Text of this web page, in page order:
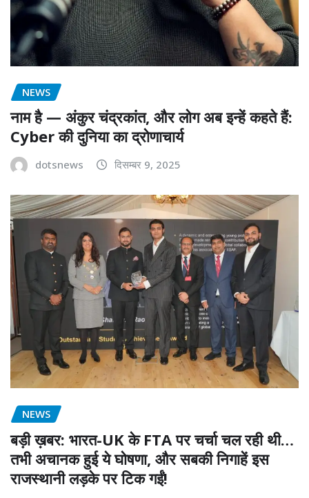
NEWS
नाम है — अंकुर चंद्रकांत, और लोग अब इन्हें कहते हैं:
Cyber की दुनिया का द्रोणाचार्य
dotsnews दिसम्बर 9, 2025
NEWS
बड़ी ख़बर: भारत-UK के FTA पर चर्चा चल रही थी…
तभी अचानक हुई ये घोषणा, और सबकी निगाहें इस
राजस्थानी लड़के पर टिक गईं!